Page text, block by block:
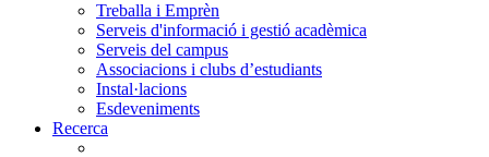
Treballa i Emprèn
Serveis d'informació i gestió acadèmica
Serveis del campus
Associacions i clubs d’estudiants
Instal·lacions
Esdeveniments
Recerca